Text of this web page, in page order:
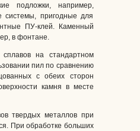
подложки, например,
системы, пригодные для
ПУ-клей. Каменный
в фонтане.
на стандартном
пил по сравнению
с обеих сторон
камня в месте
твердых металлов при
При обработке больших